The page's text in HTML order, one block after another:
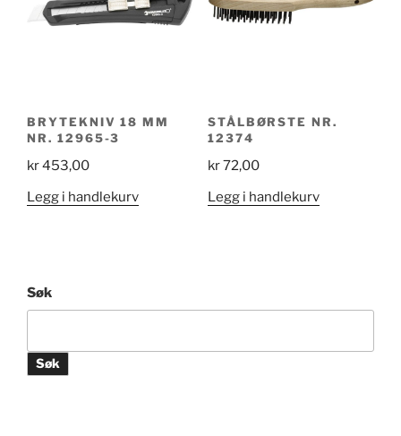
BRYTEKNIV 18 MM
NR. 12965-3
kr453,00
Legg i handlekurv
STÅLBØRSTE NR.
12374
kr72,00
Legg i handlekurv
Søk
Søk